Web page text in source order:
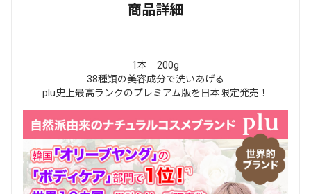
商品詳細
1本 200g
38種類の美容成分で洗いあげる
plu史上最高ランクのプレミアム版を日本限定発売！